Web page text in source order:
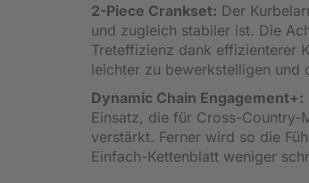
2-Piece Crankset: Der
und zugleich stabiler ist. Die
Treteffizienz dank effizienterer
leichter zu bewerkstelligen und
Dynamic Chain Engagement+:
Einsatz, die für Cross-Country-
verstärkt. Ferner wird so die
Einfach-Kettenblatt weniger